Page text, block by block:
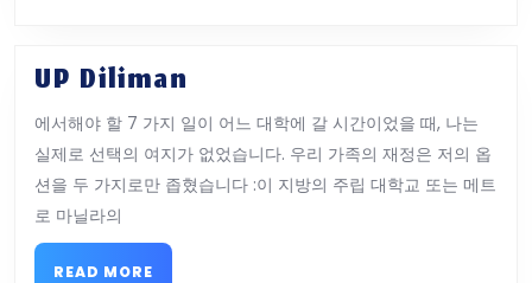
UP Diliman
Diliman
에서해야 할 7 가지 일이 어느 대학에 갈 시간이었을 때, 나는
실제로 선택의 여지가 없었습니다. 우리 가족의 재정은 저의 옵
션을 두 가지로만 좁혔습니다 :이 지방의 주립 대학교 또는 메트
로 마닐라의
READ MORE